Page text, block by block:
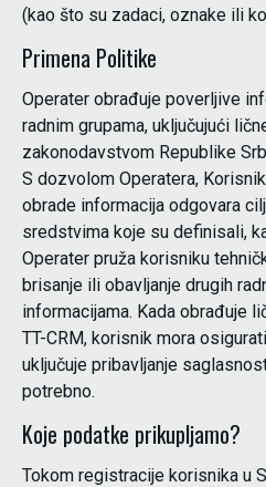
(kao što su zadaci, oznake ili
Primena Politike
Operater obrađuje poverljive
radnim grupama, uključujući
zakonodavstvom Republike
S dozvolom Operatera,
obrade informacija odgovara
sredstvima koje su definisali,
Operater pruža korisniku
brisanje ili obavljanje drugih
informacijama. Kada obrađuje
TT-CRM, korisnik mora
uključuje pribavljanje
potrebno.
Koje podatke prikupljamo?
Tokom registracije korisnika u